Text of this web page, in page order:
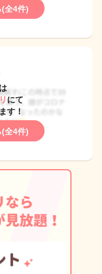
全4件)
にて
す！
全4件)